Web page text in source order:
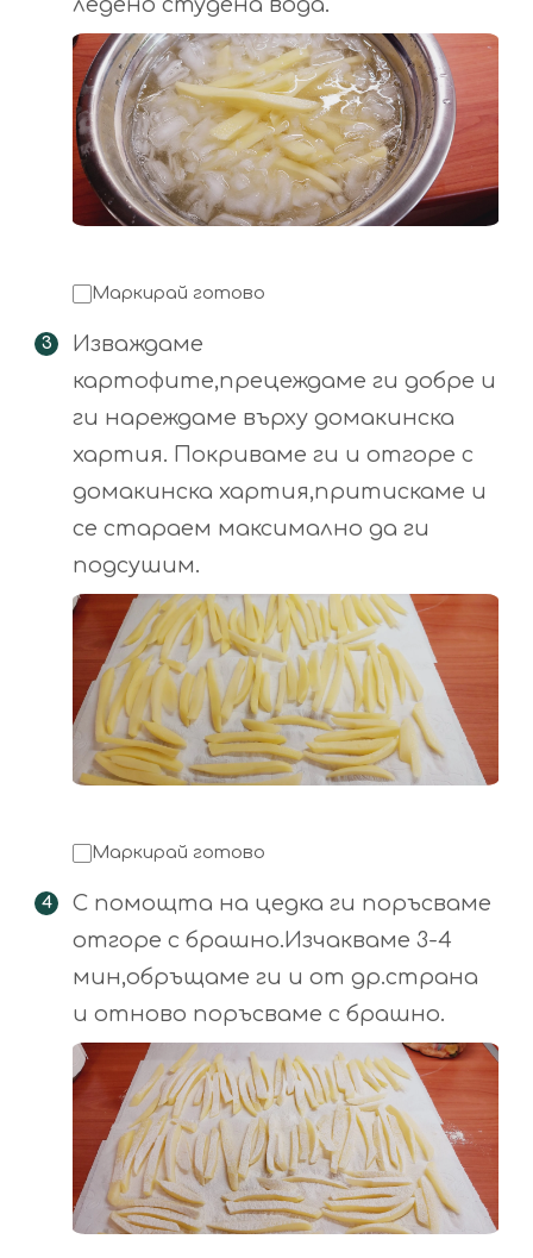
ледено студена вода.
Маркирай готово
Изваждаме
картофите,прецеждаме ги добре и
ги нареждаме върху домакинска
хартия. Покриваме ги и отгоре с
домакинска хартия,притискаме и
се стараем максимално да ги
подсушим.
Маркирай готово
С помощта на цедка ги поръсваме
отгоре с брашно.Изчакваме 3-4
мин,обръщаме ги и от др.страна
и отново поръсваме с брашно.